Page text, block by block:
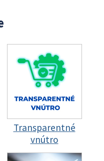
Transparentné
vnútro